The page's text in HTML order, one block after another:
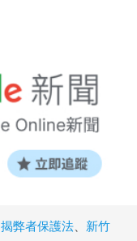
揭弊者保護法
新竹